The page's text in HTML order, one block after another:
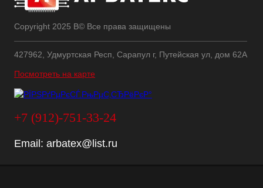
Copyright 2025 В© Все права защищены
427962, Удмуртская Респ, Сарапул г, Путейская ул, дом 62А
Посмотреть на карте
+7 (912)-751-33-24
Email: arbatex@list.ru